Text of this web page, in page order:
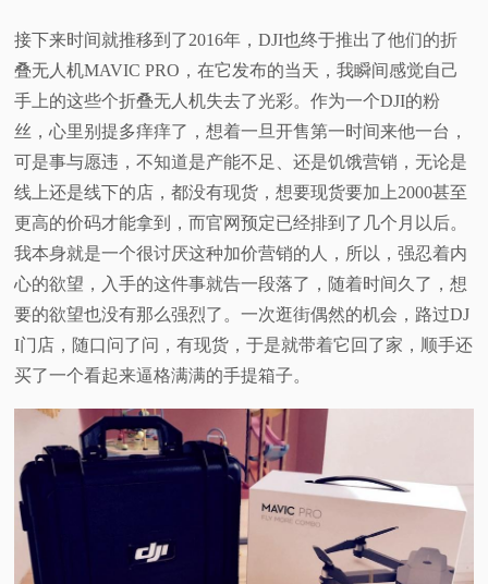
接下来时间就推移到了2016年，DJI也终于推出了他们的折
叠无人机MAVIC PRO ，在它发布的当天，我瞬间感觉自己
手上的这些个折叠无人机失去了光彩。作为一个DJI的粉
丝，心里别提多痒痒了，想着一旦开售第一时间来他一台，
可是事与愿违，不知道是产能不足、还是饥饿营销，无论是
线上还是线下的店，都没有现货，想要现货要加上2000甚至
更高的价码才能拿到，而官网预定已经排到了几个月以后。
我本身就是一个很讨厌这种加价营销的人，所以，强忍着内
心的欲望，入手的这件事就告一段落了，随着时间久了，想
要的欲望也没有那么强烈了。一次逛街偶然的机会，路过DJ
I门店，随口问了问，有现货，于是就带着它回了家，顺手还
买了一个看起来逼格满满的手提箱子。